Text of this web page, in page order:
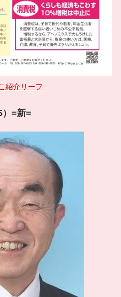
紹介リーフ
=新=